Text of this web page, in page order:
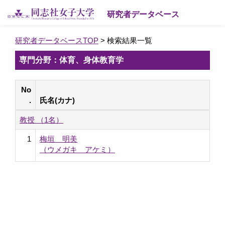
研究者データベース
研究者データベースTOP > 検索結果一覧
専門分野：体育、身体教育学
No
.
氏名(カナ)
教授 （1名）
1
梅垣 明美
（ウメガキ アケミ）